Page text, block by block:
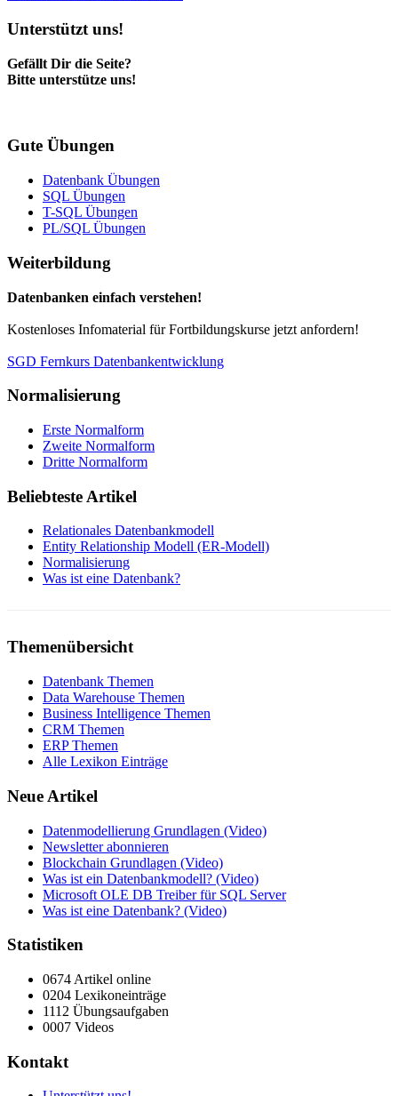
Unterstützt uns!
Gefällt Dir die Seite?
Bitte unterstütze uns!
Gute Übungen
Datenbank Übungen
SQL Übungen
T-SQL Übungen
PL/SQL Übungen
Weiterbildung
Datenbanken einfach verstehen!
Kostenloses Infomaterial für Fortbildungskurse jetzt anfordern!
SGD Fernkurs Datenbankentwicklung
Normalisierung
Erste Normalform
Zweite Normalform
Dritte Normalform
Beliebteste Artikel
Relationales Datenbankmodell
Entity Relationship Modell (ER-Modell)
Normalisierung
Was ist eine Datenbank?
Themenübersicht
Datenbank Themen
Data Warehouse Themen
Business Intelligence Themen
CRM Themen
ERP Themen
Alle Lexikon Einträge
Neue Artikel
Datenmodellierung Grundlagen (Video)
Newsletter abonnieren
Blockchain Grundlagen (Video)
Was ist ein Datenbankmodell? (Video)
Microsoft OLE DB Treiber für SQL Server
Was ist eine Datenbank? (Video)
Statistiken
0674 Artikel online
0204 Lexikoneinträge
1112 Übungsaufgaben
0007 Videos
Kontakt